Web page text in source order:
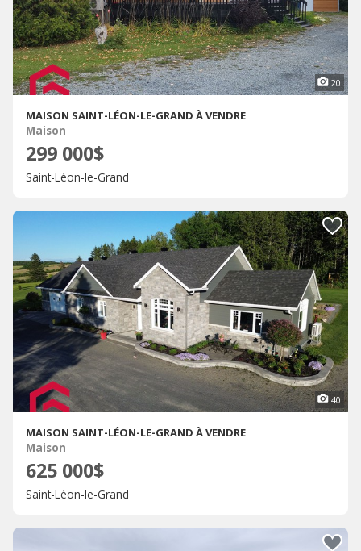
20
MAISON SAINT-LÉON-LE-GRAND À VENDRE
Maison
299 000$
Saint-Léon-le-Grand
40
MAISON SAINT-LÉON-LE-GRAND À VENDRE
Maison
625 000$
Saint-Léon-le-Grand